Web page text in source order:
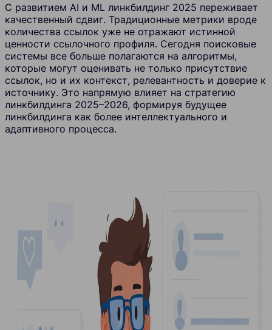
С развитием AI и ML линкбилдинг 2025 переживает
качественный сдвиг. Традиционные метрики вроде
количества ссылок уже не отражают истинной
ценности ссылочного профиля. Сегодня поисковые
системы все больше полагаются на алгоритмы,
которые могут оценивать не только присутствие
ссылок, но и их контекст, релевантность и доверие к
источнику. Это напрямую влияет на стратегию
линкбилдинга 2025–2026, формируя будущее
линкбилдинга как более интеллектуального и
адаптивного процесса.